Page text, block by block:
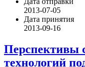
2013-07-05
Дата принятия
2013-09-16
Перспективы
технологий